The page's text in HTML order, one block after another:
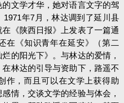
文学才华，她对语言文字的驾
1971年7 月，林达调到了延川县
《陕西日报》上发表了一篇通
在《知识青年在延安》（第二
的阳光下》。与林达的爱情，
林达的引导与资助下，路遥不
作，而且可以在文学上获得助
情，交谈文学的经验与体会，